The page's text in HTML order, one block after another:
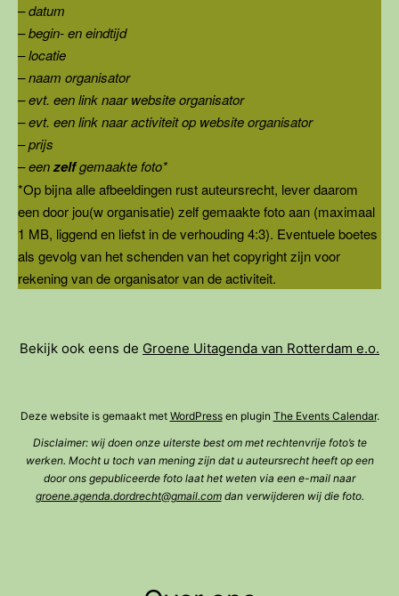
– datum
– begin- en eindtijd
– locatie
– naam organisator
– evt. een link naar website organisator
– evt. een link naar activiteit op website organisator
– prijs
– eenzelfgemaakte foto*
*Op bijna alle afbeeldingen rust auteursrecht, lever daarom
een door jou(w organisatie) zelf gemaakte foto aan (maximaal
1 MB, liggend en liefst in de verhouding 4:3). Eventuele boetes
als gevolg van het schenden van het copyright zijn voor
rekening van de organisator van de activiteit.
Bekijk ook eens de Groene Uitagenda van Rotterdam e.o.
Deze website is gemaakt met WordPressen plugin The Events Calendar.
Disclaimer: wij doen onze uiterste best om met rechtenvrije foto’s te
werken. Mocht u toch van mening zijn dat u auteursrecht heeft op een
door ons gepubliceerde foto laat het weten via een e-mail naar
groene.agenda.dordrecht@gmail.comdan verwijderen wij die foto.